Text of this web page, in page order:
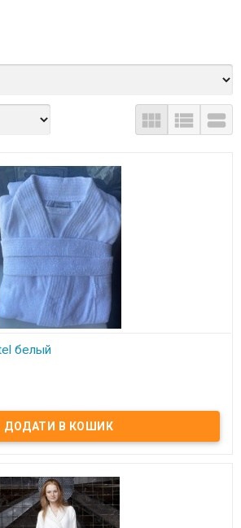
  
белый
длинный. Размер: XL. Состав: 100%
Le Vele (Турция).